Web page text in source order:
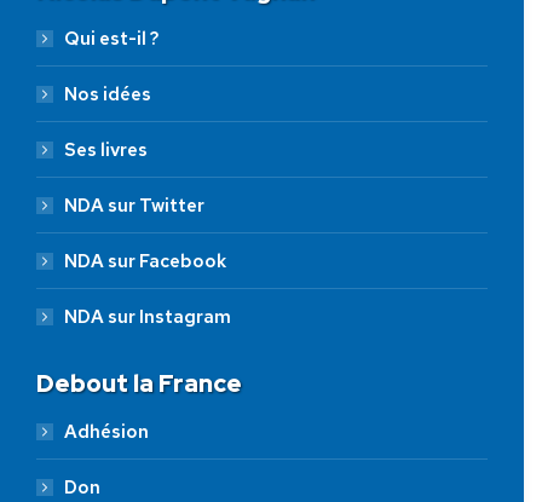
Qui est-il ?
Nos idées
Ses livres
NDA sur Twitter
NDA sur Facebook
NDA sur Instagram
Debout la France
Adhésion
Don